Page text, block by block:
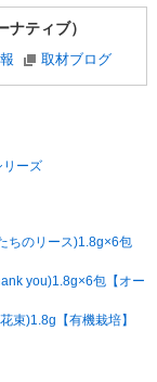
イ農園の茶葉を使用
園です。
環境を大切に、自然
教育、医療サービス
な社会の発展に貢献
に還ります。
ティブ）
取材ブログ
リーズ
ちのリース)1.8g×6包
you)1.8g×6包【オー
束)1.8g【有機栽培】